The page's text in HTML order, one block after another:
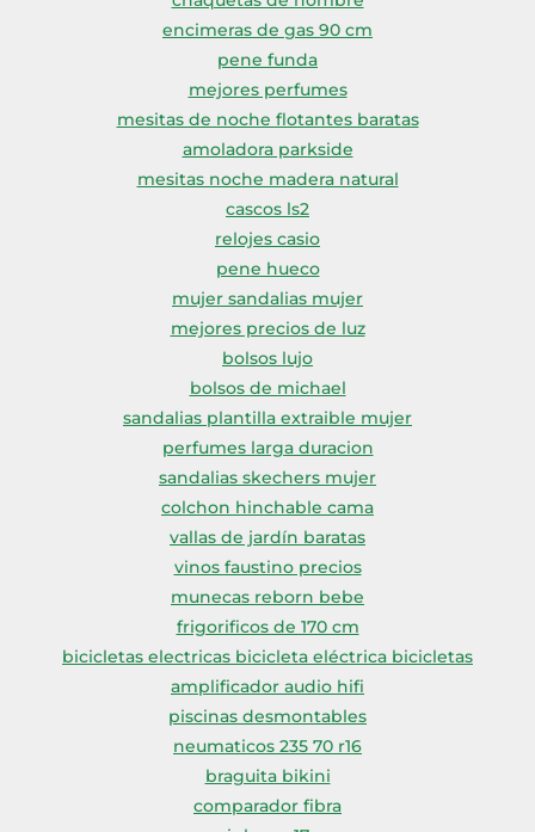
encimeras de gas 90 cm
pene funda
mejores perfumes
mesitas de noche flotantes baratas
amoladora parkside
mesitas noche madera natural
cascos ls2
relojes casio
pene hueco
mujer sandalias mujer
mejores precios de luz
bolsos lujo
bolsos de michael
sandalias plantilla extraible mujer
perfumes larga duracion
sandalias skechers mujer
colchon hinchable cama
vallas de jardín baratas
vinos faustino precios
munecas reborn bebe
frigorificos de 170 cm
bicicletas electricas bicicleta eléctrica bicicletas
amplificador audio hifi
piscinas desmontables
neumaticos 235 70 r16
braguita bikini
comparador fibra